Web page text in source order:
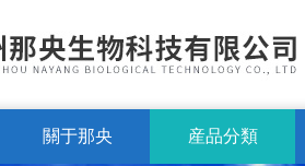
關于那央 産品分類